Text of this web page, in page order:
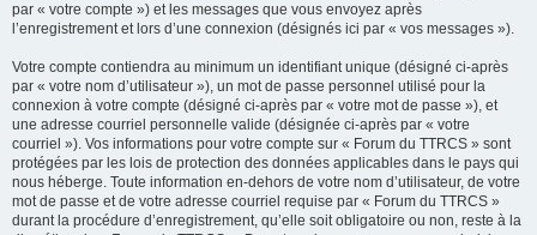
par « votre compte ») et les messages que vous envoyez après
l’enregistrement et lors d’une connexion (désignés ici par « vos messages »).
Votre compte contiendra au minimum un identifiant unique (désigné ci-après
par « votre nom d’utilisateur »), un mot de passe personnel utilisé pour la
connexion à votre compte (désigné ci-après par « votre mot de passe »), et
une adresse courriel personnelle valide (désignée ci-après par « votre
courriel »). Vos informations pour votre compte sur « Forum du TTRCS » sont
protégées par les lois de protection des données applicables dans le pays qui
nous héberge. Toute information en-dehors de votre nom d’utilisateur, de votre
mot de passe et de votre adresse courriel requise par « Forum du TTRCS »
durant la procédure d’enregistrement, qu’elle soit obligatoire ou non, reste à la